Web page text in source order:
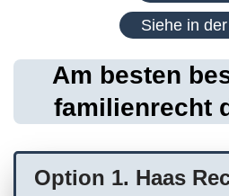
Siehe in
Am besten
familienrecht
Option 1. Haas